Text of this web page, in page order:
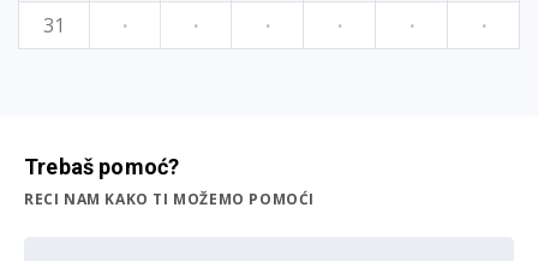
31
· · · · · ·
Trebaš pomoć?
RECI NAM KAKO TI MOŽEMO POMOĆI